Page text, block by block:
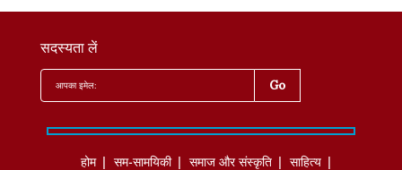
सदस्यता लें
होम सम-सामयिकी समाज और संस्कृति साहित्‍य